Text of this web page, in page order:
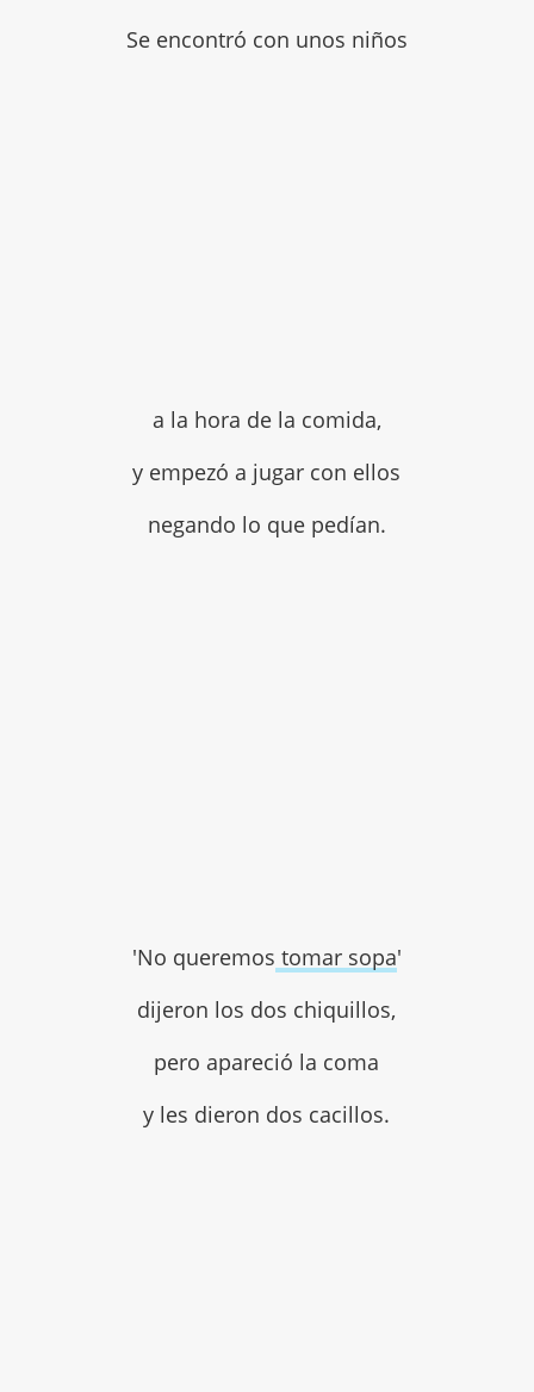
Se encontró con unos niños
a la hora de la comida,
y empezó a jugar con ellos
negando lo que pedían.
'No queremos tomar sopa'
dijeron los dos chiquillos,
pero apareció la coma
y les dieron dos cacillos.